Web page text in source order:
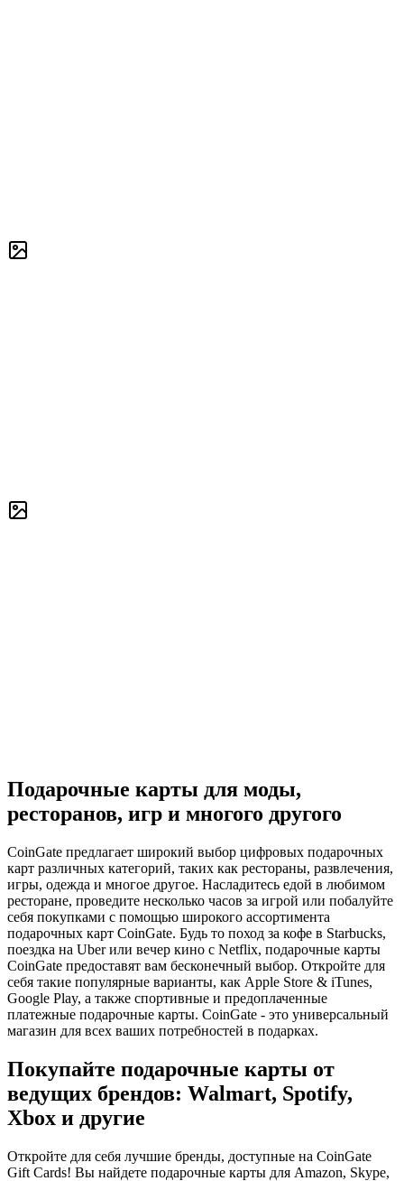
Подарочные карты для моды,
ресторанов, игр и многого другого
CoinGate предлагает широкий выбор цифровых подарочных
карт различных категорий, таких как рестораны, развлечения,
игры, одежда и многое другое. Насладитесь едой в любимом
ресторане, проведите несколько часов за игрой или побалуйте
себя покупками с помощью широкого ассортимента
подарочных карт CoinGate. Будь то поход за кофе в Starbucks,
поездка на Uber или вечер кино с Netflix, подарочные карты
CoinGate предоставят вам бесконечный выбор. Откройте для
себя такие популярные варианты, как Apple Store & iTunes,
Google Play, а также спортивные и предоплаченные
платежные подарочные карты. CoinGate - это универсальный
магазин для всех ваших потребностей в подарках.
Покупайте подарочные карты от
ведущих брендов: Walmart, Spotify,
Xbox и другие
Откройте для себя лучшие бренды, доступные на CoinGate
Gift Cards! Вы найдете подарочные карты для Amazon, Skype,